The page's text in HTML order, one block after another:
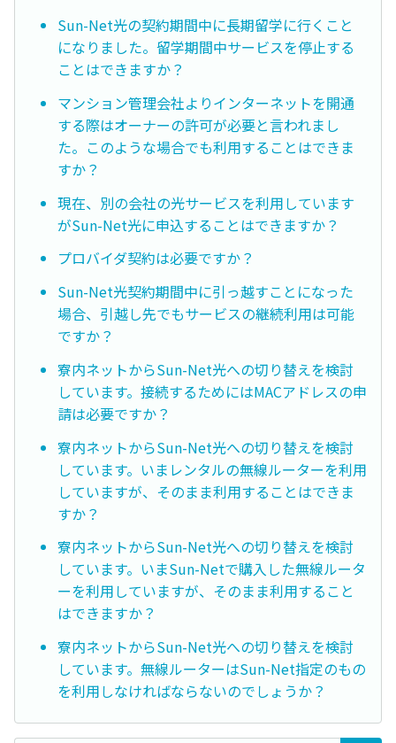
Sun-Net光の契約期間中に長期留学に行くこと
になりました。留学期間中サービスを停止する
ことはできますか？
マンション管理会社よりインターネットを開通
する際はオーナーの許可が必要と言われまし
た。このような場合でも利用することはできま
すか？
現在、別の会社の光サービスを利用しています
がSun-Net光に申込することはできますか？
プロバイダ契約は必要ですか？
Sun-Net光契約期間中に引っ越すことになった
場合、引越し先でもサービスの継続利用は可能
ですか？
寮内ネットからSun-Net光への切り替えを検討
しています。接続するためにはMACアドレスの申
請は必要ですか？
寮内ネットからSun-Net光への切り替えを検討
しています。いまレンタルの無線ルーターを利用
していますが、そのまま利用することはできま
すか？
寮内ネットからSun-Net光への切り替えを検討
しています。いまSun-Netで購入した無線ルータ
ーを利用していますが、そのまま利用すること
はできますか？
寮内ネットからSun-Net光への切り替えを検討
しています。無線ルーターはSun-Net指定のもの
を利用しなければならないのでしょうか？